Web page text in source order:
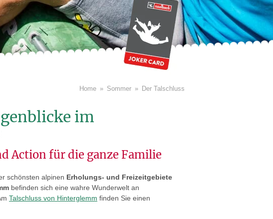
Home Sommer Der Talschluss
im
Action für die ganze Familie
schönsten alpinen Erholungs- und Freizeitgebiete
befinden sich eine wahre Wunderwelt an
Talschluss von Hinterglemm finden Sie einen